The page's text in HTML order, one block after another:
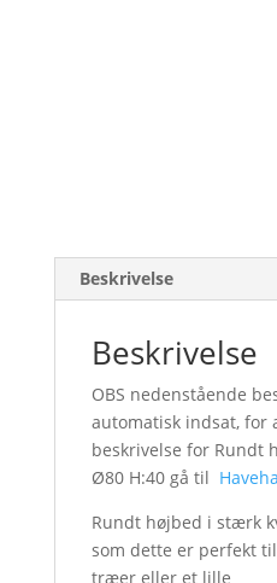
Beskrivelse
Beskrivelse
OBS nedenstående
automatisk indsat, for
beskrivelse for Rundt
Ø80 H:40 gå til
Rundt højbed i stærk
som dette er perfekt
træer eller et lille